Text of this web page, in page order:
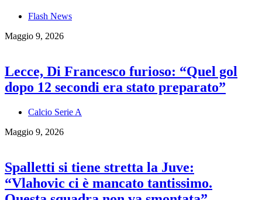
Flash News
Maggio 9, 2026
Lecce, Di Francesco furioso: “Quel gol
dopo 12 secondi era stato preparato”
Calcio Serie A
Maggio 9, 2026
Spalletti si tiene stretta la Juve:
“Vlahovic ci è mancato tantissimo.